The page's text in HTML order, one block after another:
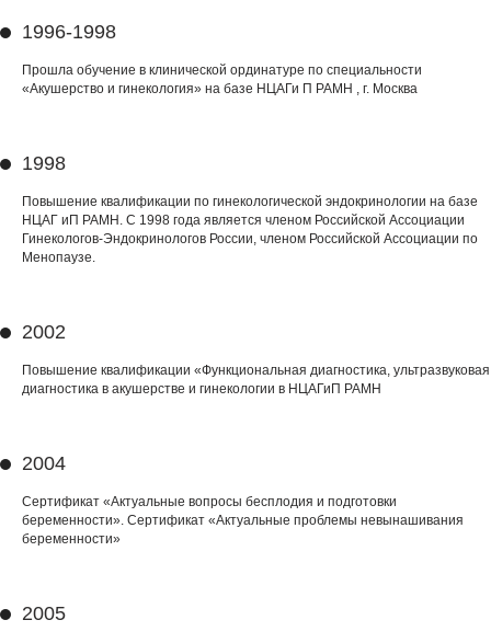
1996-1998
Прошла обучение в клинической ординатуре по специальности
«Акушерство и гинекология» на базе НЦАГи П РАМН , г. Москва
1998
Повышение квалификации по гинекологической эндокринологии на базе
НЦАГ иП РАМН. С 1998 года является членом Российской Ассоциации
Гинекологов-Эндокринологов России, членом Российской Ассоциации по
Менопаузе.
2002
Повышение квалификации «Функциональная диагностика, ультразвуковая
диагностика в акушерстве и гинекологии в НЦАГиП РАМН
2004
Сертификат «Актуальные вопросы бесплодия и подготовки
беременности». Сертификат «Актуальные проблемы невынашивания
беременности»
2005